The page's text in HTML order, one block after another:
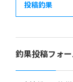
投稿釣果
釣果投稿フォ